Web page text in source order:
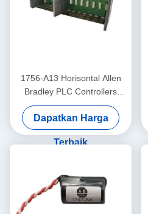
1756-A13 Horisontal Allen
Bradley PLC Controllers
Chassis Tiga belas 13 slot
Dapatkan Harga
Terbaik